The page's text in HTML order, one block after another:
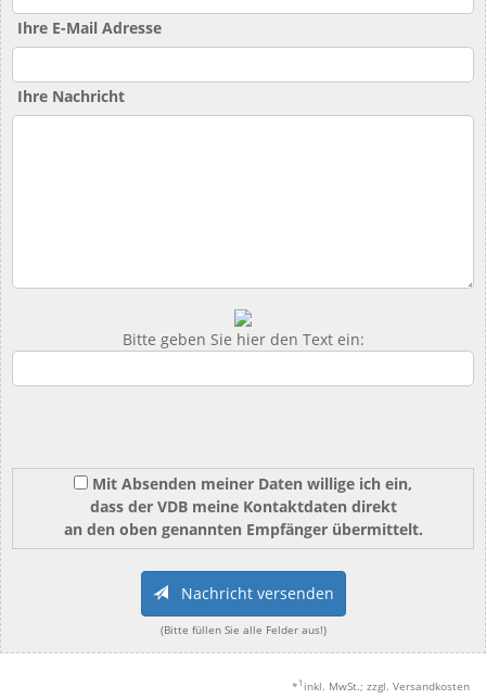
Ihre E-Mail Adresse
Ihre Nachricht
Bitte geben Sie hier den Text ein:
Mit Absenden meiner Daten willige ich ein,
dass der VDB meine Kontaktdaten direkt
an den oben genannten Empfänger übermittelt.
Nachricht versenden
(Bitte füllen Sie alle Felder aus!)
* 1 inkl. MwSt.; zzgl. Versandkosten